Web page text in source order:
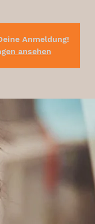
Anmeldung!
ansehen